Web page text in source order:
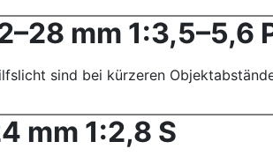
mm 1:3,5–5,6
sind bei kürzeren
mm 1:2,8 S